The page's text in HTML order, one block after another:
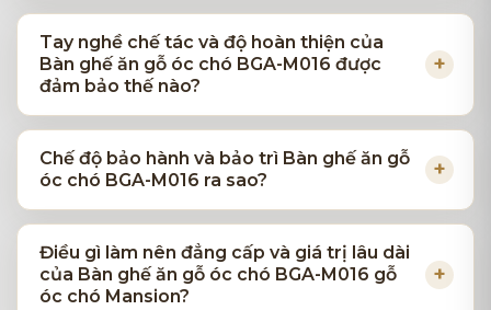
Tay nghề chế tác và độ hoàn thiện của
Bàn ghế ăn gỗ óc chó BGA-M016 được
đảm bảo thế nào?
Chế độ bảo hành và bảo trì Bàn ghế ăn gỗ
óc chó BGA-M016 ra sao?
Điều gì làm nên đẳng cấp và giá trị lâu dài
của Bàn ghế ăn gỗ óc chó BGA-M016 gỗ
óc chó Mansion?